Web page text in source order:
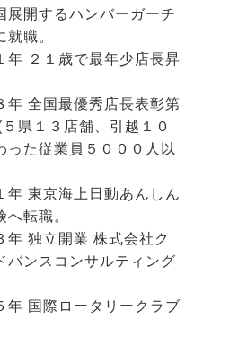
展開するハンバーガーチ
就職。
年 ２１歳で最年少店長昇
年 全国最優秀店長表彰第
５県１３店舗、引越１０
った従業員５０００人以
年 東京海上日動あんしん
へ転職。
年 独立開業 株式会社ク
バンスコンサルティング
年 国際ロータリークラブ